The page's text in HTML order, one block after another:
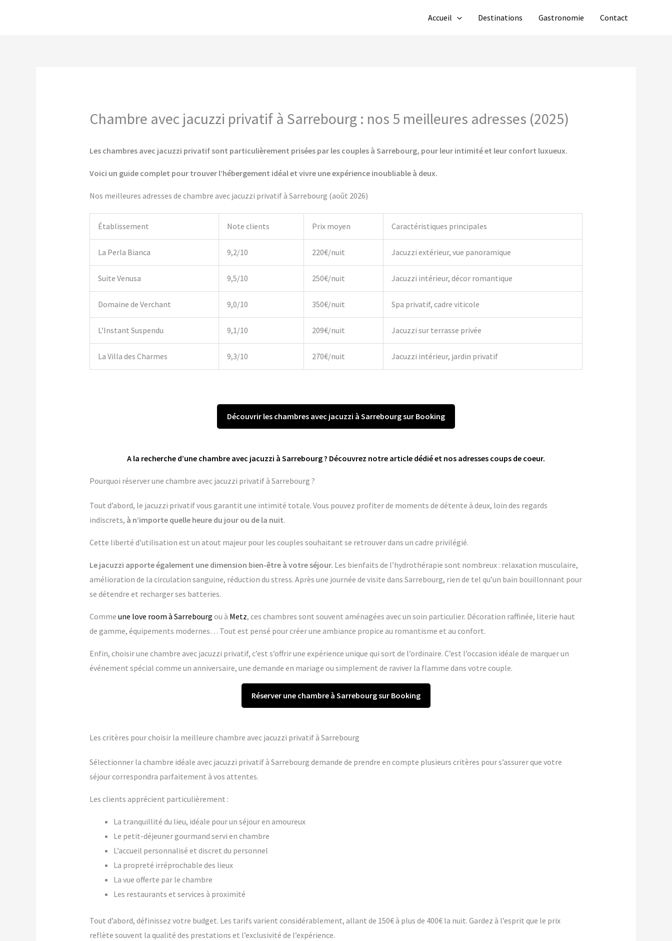
Accueil Destinations Gastronomie Contact
Chambre avec jacuzzi privatif à Sarrebourg : nos 5 meilleures adresses (2025)
Les chambres avec jacuzzi privatif sont particulièrement prisées par les couples à Sarrebourg, pour leur intimité et leur confort luxueux.
Voici un guide complet pour trouver l’hébergement idéal et vivre une expérience inoubliable à deux.
Nos meilleures adresses de chambre avec jacuzzi privatif à Sarrebourg (août 2026)
Établissement Note clients Prix moyen Caractéristiques principales
La Perla Bianca 9,2/10 220€/nuit Jacuzzi extérieur, vue panoramique
Suite Venusa 9,5/10 250€/nuit Jacuzzi intérieur, décor romantique
Domaine de Verchant 9,0/10 350€/nuit Spa privatif, cadre viticole
L’Instant Suspendu 9,1/10 209€/nuit Jacuzzi sur terrasse privée
La Villa des Charmes 9,3/10 270€/nuit Jacuzzi intérieur, jardin privatif
Découvrir les chambres avec jacuzzi à Sarrebourg sur Booking
A la recherche d’une chambre avec jacuzzi à Sarrebourg ? Découvrez notre article dédié et nos adresses coups de coeur.
Pourquoi réserver une chambre avec jacuzzi privatif à Sarrebourg ?
Tout d’abord, le jacuzzi privatif vous garantit une intimité totale. Vous pouvez profiter de moments de détente à deux, loin des regards
indiscrets, à n’importe quelle heure du jour ou de la nuit.
Cette liberté d’utilisation est un atout majeur pour les couples souhaitant se retrouver dans un cadre privilégié.
Le jacuzzi apporte également une dimension bien-être à votre séjour. Les bienfaits de l’hydrothérapie sont nombreux : relaxation musculaire,
amélioration de la circulation sanguine, réduction du stress. Après une journée de visite dans Sarrebourg, rien de tel qu’un bain bouillonnant pour
se détendre et recharger ses batteries.
Comme une love room à Sarrebourg ou à Metz, ces chambres sont souvent aménagées avec un soin particulier. Décoration raffinée, literie haut
de gamme, équipements modernes… Tout est pensé pour créer une ambiance propice au romantisme et au confort.
Enfin, choisir une chambre avec jacuzzi privatif, c’est s’offrir une expérience unique qui sort de l’ordinaire. C’est l’occasion idéale de marquer un
événement spécial comme un anniversaire, une demande en mariage ou simplement de raviver la flamme dans votre couple.
Réserver une chambre à Sarrebourg sur Booking
Les critères pour choisir la meilleure chambre avec jacuzzi privatif à Sarrebourg
Sélectionner la chambre idéale avec jacuzzi privatif à Sarrebourg demande de prendre en compte plusieurs critères pour s’assurer que votre
séjour correspondra parfaitement à vos attentes.
Les clients apprécient particulièrement :
La tranquillité du lieu, idéale pour un séjour en amoureux
Le petit-déjeuner gourmand servi en chambre
L’accueil personnalisé et discret du personnel
La propreté irréprochable des lieux
La vue offerte par le chambre
Les restaurants et services à proximité
Tout d’abord, définissez votre budget. Les tarifs varient considérablement, allant de 150€ à plus de 400€ la nuit. Gardez à l’esprit que le prix
reflète souvent la qualité des prestations et l’exclusivité de l’expérience.